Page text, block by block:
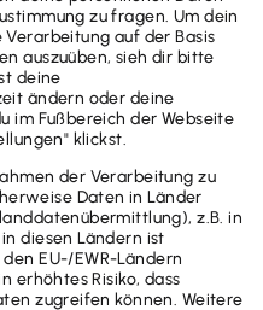
Steuererklärung